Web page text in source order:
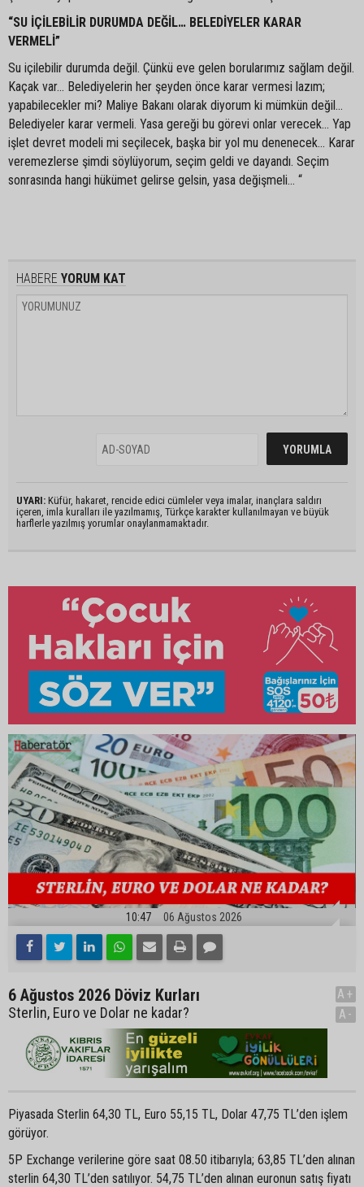
“SU İÇİLEBİLİR DURUMDA DEĞİL… BELEDİYELER KARAR
VERMELİ”
Su içilebilir durumda değil. Çünkü eve gelen borularımız sağlam değil.
Kaçak var... Belediyelerin her şeyden önce karar vermesi lazım;
yapabilecekler mi? Maliye Bakanı olarak diyorum ki mümkün değil...
Belediyeler karar vermeli. Yasa gereği bu görevi onlar verecek... Yap
işlet devret modeli mi seçilecek, başka bir yol mu denenecek... Karar
veremezlerse şimdi söylüyorum, seçim geldi ve dayandı. Seçim
sonrasında hangi hükümet gelirse gelsin, yasa değişmeli... “
HABERE YORUM KAT
UYARI: Küfür, hakaret, rencide edici cümleler veya imalar, inançlara saldırı
içeren, imla kuralları ile yazılmamış, Türkçe karakter kullanılmayan ve büyük
harflerle yazılmış yorumlar onaylanmamaktadır.
10:47 06 Ağustos 2026
6 Ağustos 2026 Döviz Kurları
Sterlin, Euro ve Dolar ne kadar?
A+
A-
Piyasada Sterlin 64,30 TL, Euro 55,15 TL, Dolar 47,75 TL’den işlem
görüyor.
5P Exchange verilerine göre saat 08.50 itibarıyla; 63,85 TL’den alınan
sterlin 64,30 TL’den satılıyor. 54,75 TL’den alınan euronun satış fiyatı